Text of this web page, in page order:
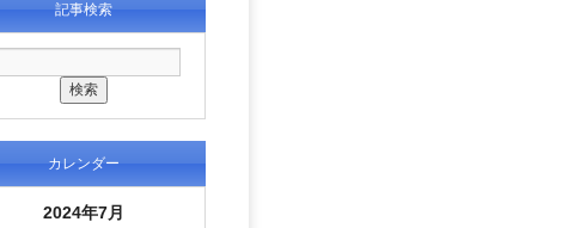
記事検索
カレンダー
2024年7月